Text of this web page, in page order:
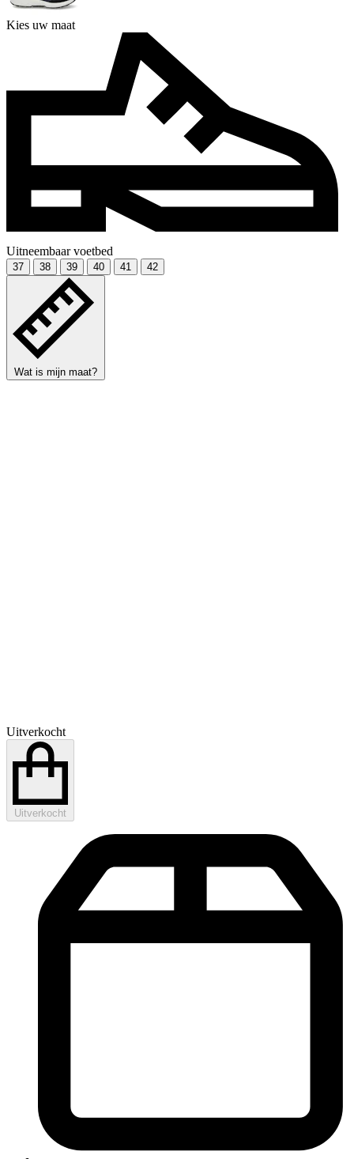
Kies uw maat
Uitneembaar voetbed
37 38 39 40 41 42
Wat is mijn maat?
Uitverkocht
Uitverkocht